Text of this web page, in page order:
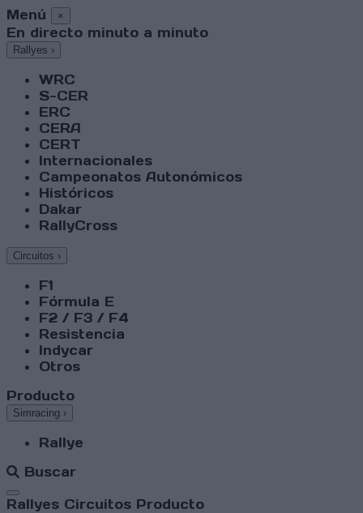
Menú ×
En directo minuto a minuto
Rallyes ›
WRC
S-CER
ERC
CERA
CERT
Internacionales
Campeonatos Autonómicos
Históricos
Dakar
RallyCross
Circuitos ›
F1
Fórmula E
F2 / F3 / F4
Resistencia
Indycar
Otros
Producto
Simracing ›
Rallye
Buscar
Abrir menú
Rallyes Circuitos Producto